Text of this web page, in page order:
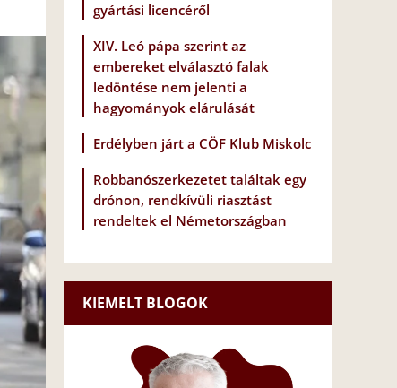
gyártási licencéről
XIV. Leó pápa szerint az
embereket elválasztó falak
ledöntése nem jelenti a
hagyományok elárulását
Erdélyben járt a CÖF Klub Miskolc
Robbanószerkezetet találtak egy
drónon, rendkívüli riasztást
rendeltek el Németországban
KIEMELT BLOGOK